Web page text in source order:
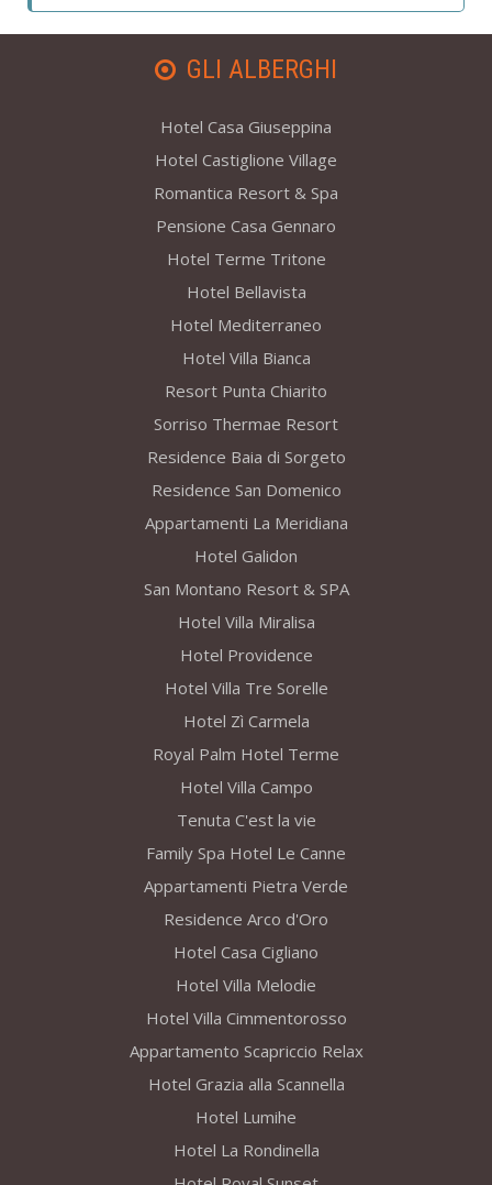
GLI ALBERGHI
Hotel Casa Giuseppina
Hotel Castiglione Village
Romantica Resort & Spa
Pensione Casa Gennaro
Hotel Terme Tritone
Hotel Bellavista
Hotel Mediterraneo
Hotel Villa Bianca
Resort Punta Chiarito
Sorriso Thermae Resort
Residence Baia di Sorgeto
Residence San Domenico
Appartamenti La Meridiana
Hotel Galidon
San Montano Resort & SPA
Hotel Villa Miralisa
Hotel Providence
Hotel Villa Tre Sorelle
Hotel Zì Carmela
Royal Palm Hotel Terme
Hotel Villa Campo
Tenuta C'est la vie
Family Spa Hotel Le Canne
Appartamenti Pietra Verde
Residence Arco d'Oro
Hotel Casa Cigliano
Hotel Villa Melodie
Hotel Villa Cimmentorosso
Appartamento Scapriccio Relax
Hotel Grazia alla Scannella
Hotel Lumihe
Hotel La Rondinella